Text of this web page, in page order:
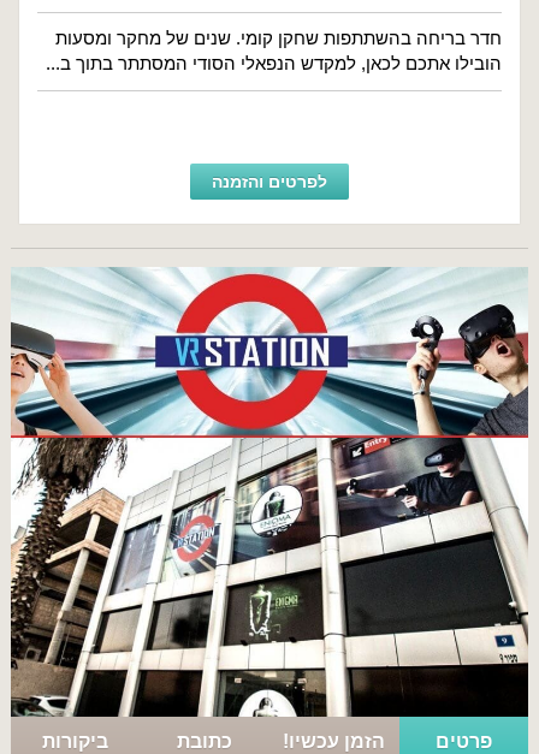
חדר בריחה בהשתתפות שחקן קומי. שנים של מחקר ומסעות
הובילו אתכם לכאן, למקדש הנפאלי הסודי המסתתר בתוך ב...
לפרטים והזמנה
פרטים הזמן עכשיו! כתובת ביקורות